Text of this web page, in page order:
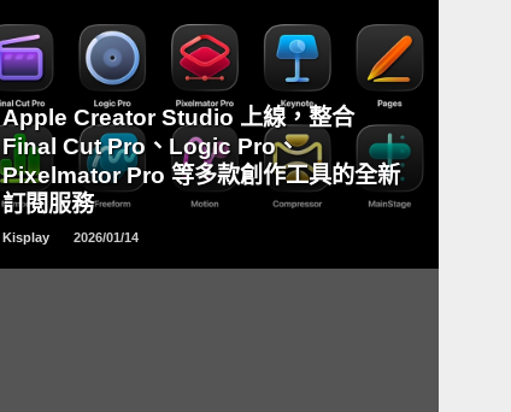
Apple Creator Studio 上線，整合
Final Cut Pro、Logic Pro、
Pixelmator Pro 等多款創作工具的全新
訂閱服務
Kisplay 2026/01/14
READ
MORE